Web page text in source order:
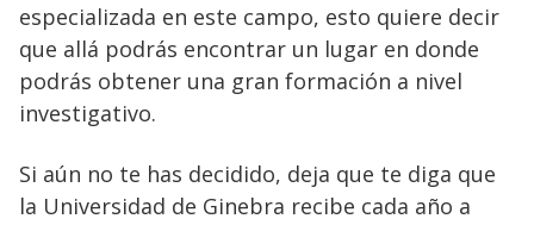
especializada en este campo, esto quiere decir
que allá podrás encontrar un lugar en donde
podrás obtener una gran formación a nivel
investigativo.
Si aún no te has decidido, deja que te diga que
la Universidad de Ginebra recibe cada año a